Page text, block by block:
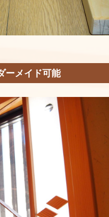
ーメイド可能